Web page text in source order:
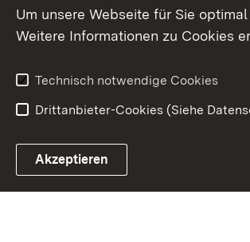
Um unsere Webseite für Sie
Weitere Informationen zu Cookies
Technisch notwendige Cookies
Drittanbieter-Cookies (Siehe
Akzeptieren